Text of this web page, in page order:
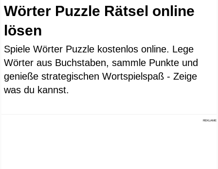
Wörter Puzzle Rätsel online
lösen
Spiele Wörter Puzzle kostenlos online. Lege
Wörter aus Buchstaben, sammle Punkte und
genieße strategischen Wortspielspaß - Zeige
was du kannst.
REKLAME